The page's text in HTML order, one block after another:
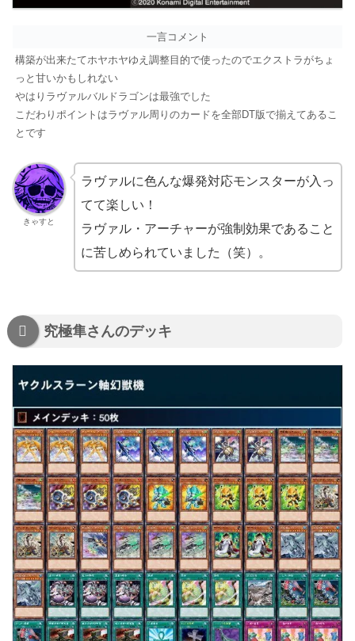
一言コメント
構築が出来たてホヤホヤゆえ調整目的で使ったのでエクストラがちょ
っと甘いかもしれない
やはりラヴァルバルドラゴンは最強でした
こだわりポイントはラヴァル周りのカードを全部DT版で揃えてあるこ
とです
きゃすと
ラヴァルに色んな爆発対応モンスターが入っ
てて楽しい！
ラヴァル・アーチャーが強制効果であること
に苦しめられていました（笑）。
究極隼さんのデッキ